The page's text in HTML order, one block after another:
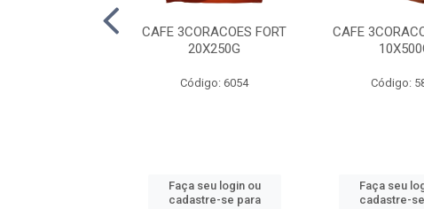
CAFE 3CORACOES FORT
20X250G
Código: 6054
Faça seu login ou
cadastre-se para
CAFE
Código:
Faça seu
cadastre-